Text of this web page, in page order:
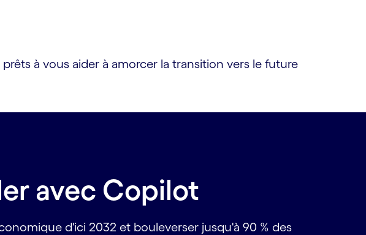
à vous aider à amorcer la transition vers le future
avec Copilot
d'ici 2032 et bouleverser jusqu'à 90 % des